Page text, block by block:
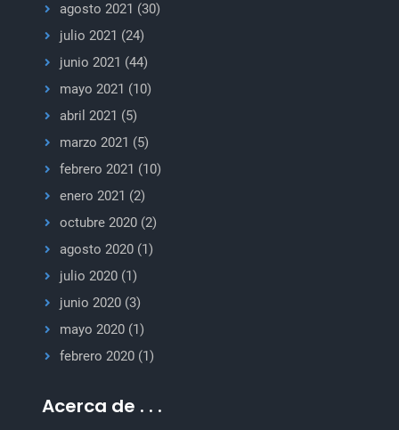
agosto 2021 (30)
julio 2021 (24)
junio 2021 (44)
mayo 2021 (10)
abril 2021 (5)
marzo 2021 (5)
febrero 2021 (10)
enero 2021 (2)
octubre 2020(2)
agosto 2020(1)
julio 2020(1)
junio 2020(3)
mayo 2020(1)
febrero 2020(1)
Acerca de . . .